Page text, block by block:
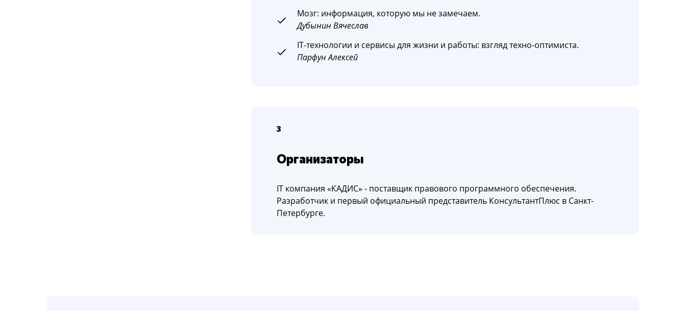
Мозг: информация, которую мы не замечаем.
Дубынин Вячеслав
IT-технологии и сервисы для жизни и работы: взгляд техно-оптимиста.
Парфун Алексей
3
Организаторы
IT компания «КАДИС» - поставщик правового программного обеспечения.
Разработчик и первый официальный представитель КонсультантПлюс в Санкт-
Петербурге.